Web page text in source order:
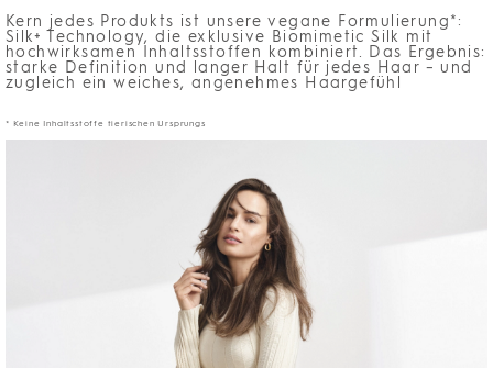
Kern jedes Produkts ist unsere vegane Formulierung*:
Silk+ Technology, die exklusive Biomimetic Silk mit
hochwirksamen Inhaltsstoffen kombiniert. Das Ergebnis:
starke Definition und langer Halt für jedes Haar – und
zugleich ein weiches, angenehmes Haargefühl
* Keine Inhaltsstoffe tierischen Ursprungs